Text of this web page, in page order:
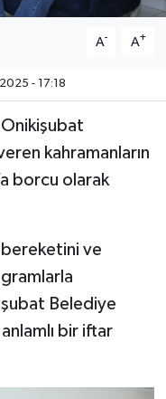
A- A+
- 17:18
Onikişubat
kahramanların
borcu olarak
bereketini ve
Belediye
bir iftar